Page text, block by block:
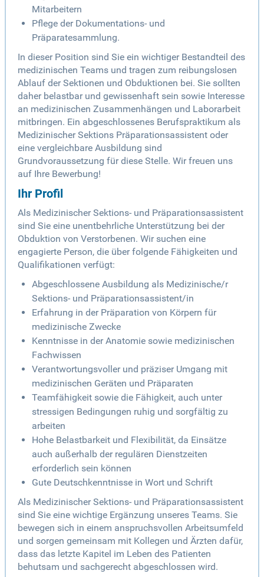
Mitarbeitern
Pflege der Dokumentations- und
Präparatesammlung.
In dieser Position sind Sie ein wichtiger Bestandteil des
medizinischen Teams und tragen zum reibungslosen
Ablauf der Sektionen und Obduktionen bei. Sie sollten
daher belastbar und gewissenhaft sein sowie Interesse
an medizinischen Zusammenhängen und Laborarbeit
mitbringen. Ein abgeschlossenes Berufspraktikum als
Medizinischer Sektions Präparationsassistent oder
eine vergleichbare Ausbildung sind
Grundvoraussetzung für diese Stelle. Wir freuen uns
auf Ihre Bewerbung!
Ihr Profil
Als Medizinischer Sektions- und Präparationsassistent
sind Sie eine unentbehrliche Unterstützung bei der
Obduktion von Verstorbenen. Wir suchen eine
engagierte Person, die über folgende Fähigkeiten und
Qualifikationen verfügt:
Abgeschlossene Ausbildung als Medizinische/r
Sektions- und Präparationsassistent/in
Erfahrung in der Präparation von Körpern für
medizinische Zwecke
Kenntnisse in der Anatomie sowie medizinischen
Fachwissen
Verantwortungsvoller und präziser Umgang mit
medizinischen Geräten und Präparaten
Teamfähigkeit sowie die Fähigkeit, auch unter
stressigen Bedingungen ruhig und sorgfältig zu
arbeiten
Hohe Belastbarkeit und Flexibilität, da Einsätze
auch außerhalb der regulären Dienstzeiten
erforderlich sein können
Gute Deutschkenntnisse in Wort und Schrift
Als Medizinischer Sektions- und Präparationsassistent
sind Sie eine wichtige Ergänzung unseres Teams. Sie
bewegen sich in einem anspruchsvollen Arbeitsumfeld
und sorgen gemeinsam mit Kollegen und Ärzten dafür,
dass das letzte Kapitel im Leben des Patienten
behutsam und sachgerecht abgeschlossen wird.